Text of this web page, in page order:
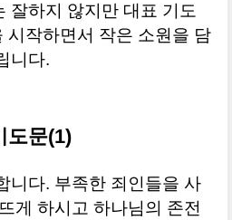
잘하지 않지만 대표 기도
시작하면서 작은 소원을 담
니다.
도문(1)
니다. 부족한 죄인들을 사
게 하시고 하나님의 존전